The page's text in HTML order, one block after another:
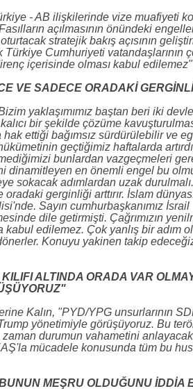
- AB ilişkilerinde vize muafiyeti
açılmasının önündeki
stratejik bakış açısının
Cumhuriyeti vatandaşlarının
içerisinde olması kabul
VE SADECE ORADAKİ
yaklaşımımız baştan beri iki
bir şekilde çözüme
ettiği bağımsız sürdürülebilir ve
geçtiğimiz haftalarda
bunlardan vazgeçmeleri
dinamitleyen en önemli engel bu
sokacak adımlardan uzak
oradaki gerginliği arttırır. İslam
Sayın cumhurbaşkanımız İsrail
dile getirmişti. Çağrımızın
edilemez. Çok yanlış bir adım
Konuyu yakinen takip
ALTINDA ORADA VAR
Kalın, "PYD/YPG unsurlarının
yönetimiyle görüşüyoruz. Bu
durumun vahametini
mücadele konusunda tüm bu
MEŞRU OLDUĞUNU İDDİA